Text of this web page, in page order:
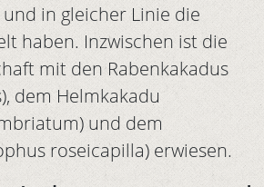
in gleicher Linie die
haben. Inzwischen ist die
mit den Rabenkakadus
dem Helmkakadu
und dem
roseicapilla) erwiesen.